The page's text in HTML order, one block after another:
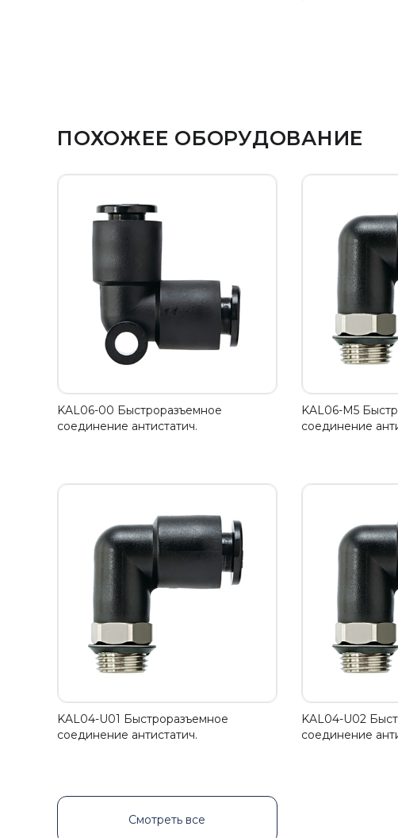
ПОХОЖЕЕ ОБОРУДОВАНИЕ
KAL06-00 Быстроразъемное
соединение антистатич.
KAL06-M5
соединение
KAL04-U01 Быстроразъемное
соединение антистатич.
KAL04-U02
соединение
Смотреть все